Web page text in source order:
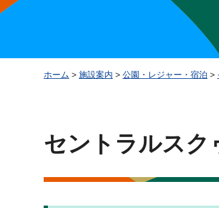
ホーム > 施設案内 > 公園・レジャー・宿泊 >
セントラルスク